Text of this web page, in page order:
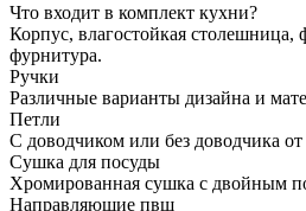
Что входит в комплект кухни?
Корпус, влагостойкая столешница,
фурнитура.
Ручки
Различные варианты дизайна и
Петли
С доводчиком или без доводчика
Сушка для посуды
Хромированная сушка с двойным
Направляющие пвш